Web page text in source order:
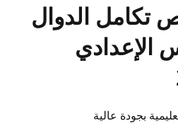
تكامل الدوال
الإعدادي
بجودة عالية